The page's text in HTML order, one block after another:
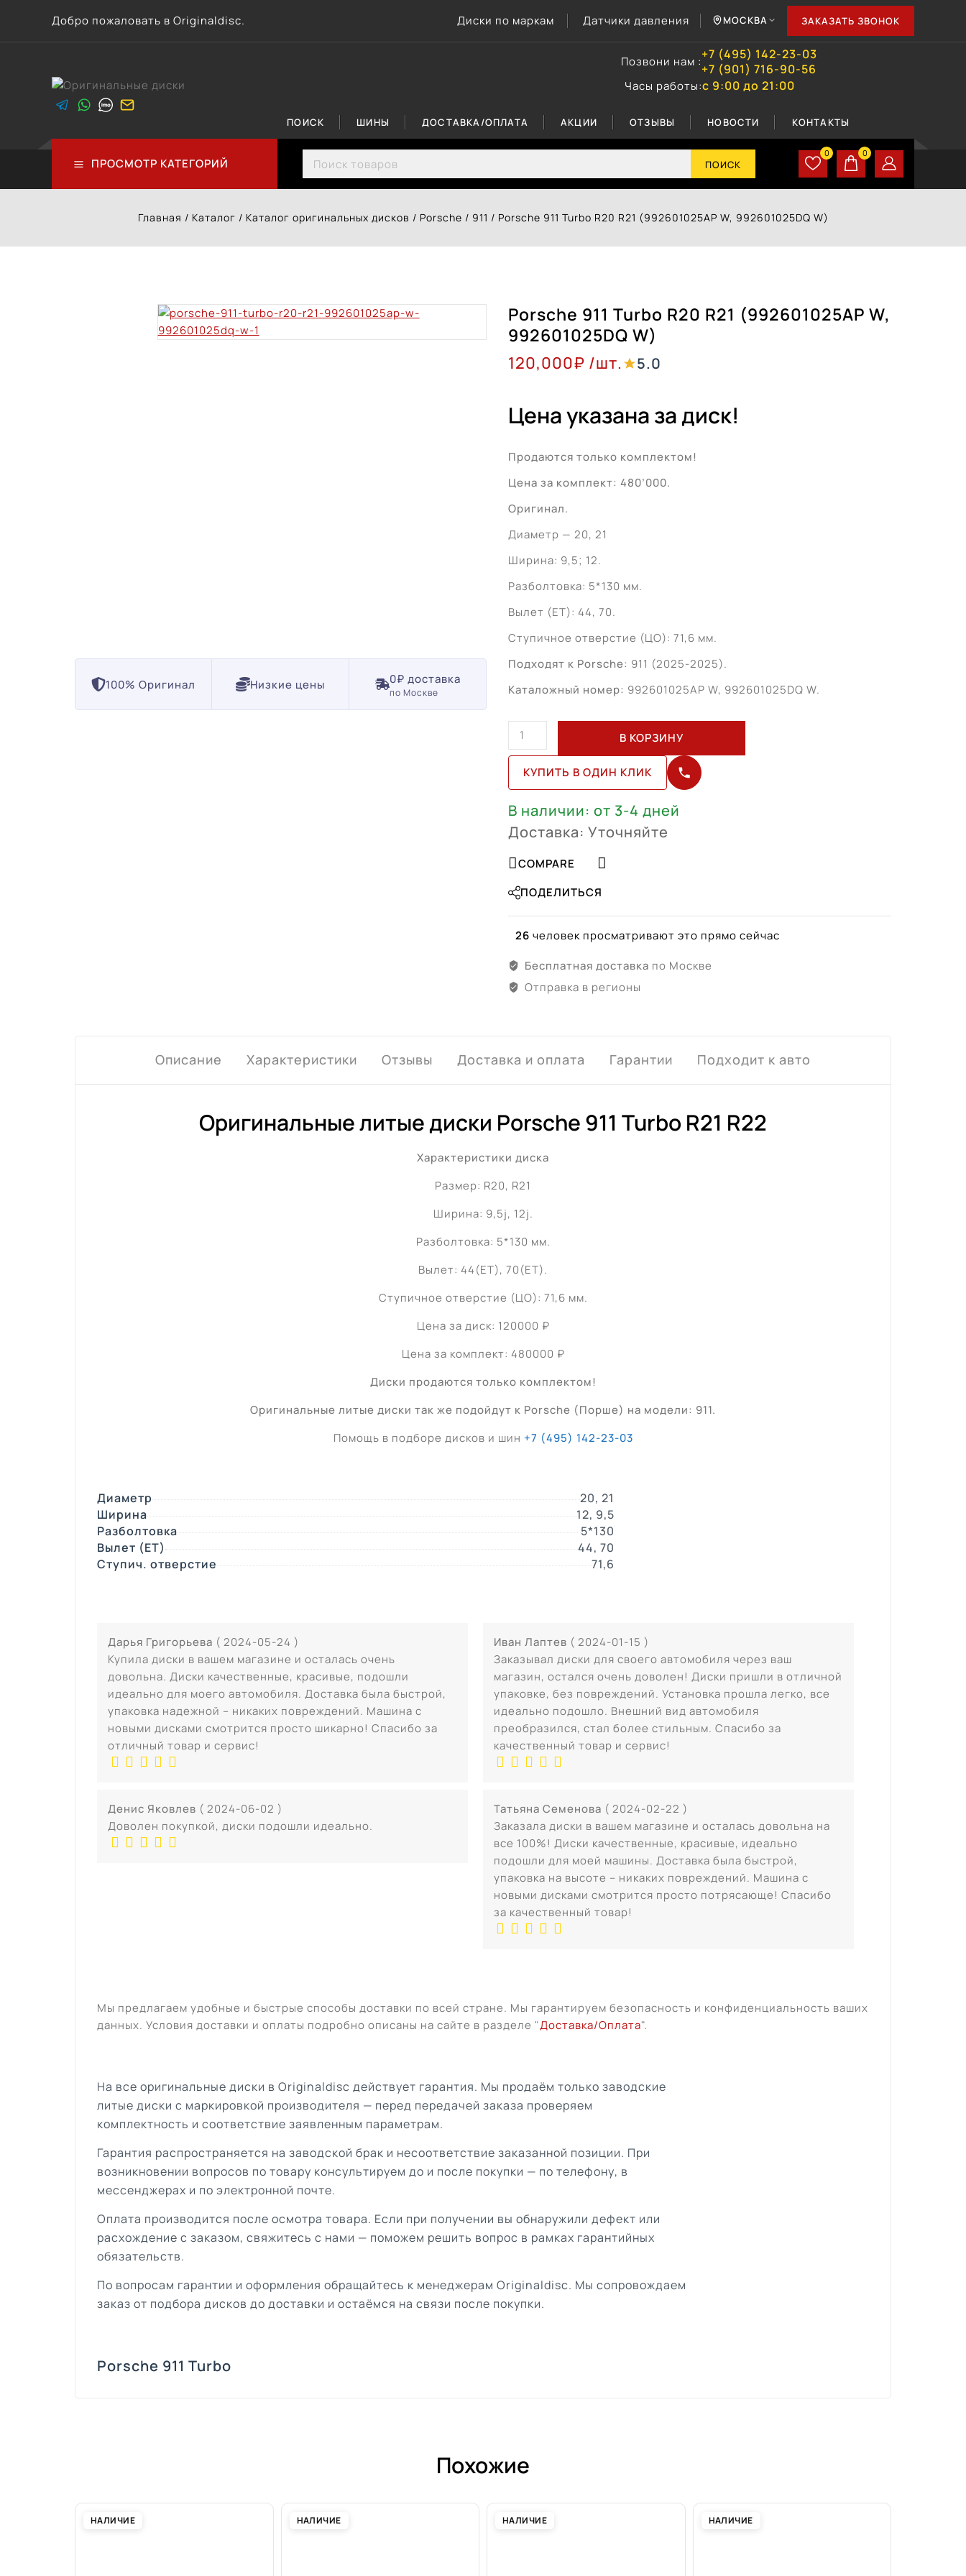
Добро пожаловать в Originaldisc. Диски по маркам Датчики давления МОСКВА ЗАКАЗАТЬ ЗВОНОК
Позвони нам :+7 (495) 142-23-03
+7 (901) 716-90-56
Часы работы:с 9:00 до 21:00
ПОИСК ШИНЫ ДОСТАВКА/ОПЛАТА АКЦИИ ОТЗЫВЫ НОВОСТИ КОНТАКТЫ
ПРОСМОТР КАТЕГОРИЙ Search for: ПОИСК
0 0
Главная / Каталог / Каталог оригинальных дисков / Porsche / 911 / Porsche 911 Turbo R20 R21 (992601025AP W, 992601025DQ W)
100% Оригинал Низкие цены 0₽ доставка
по Москве
Porsche 911 Turbo R20 R21 (992601025AP W,
992601025DQ W)
120,000₽ /шт. 5.0
Цена указана за диск!
Продаются только комплектом!
Цена за комплект: 480’000.
Оригинал.
Диаметр — 20, 21
Ширина: 9,5; 12.
Разболтовка: 5*130 мм.
Вылет (ET): 44, 70.
Ступичное отверстие (ЦО): 71,6 мм.
Подходят к Porsche: 911 (2025-2025).
Каталожный номер: 992601025AP W, 992601025DQ W.
Количество
товара
Porsche
911
R20
R21
W,
992601025DQ
W)
В КОРЗИНУ
КУПИТЬ В ОДИН КЛИК
В наличии: от 3-4 дней
Доставка: Уточняйте
COMPARE
ПОДЕЛИТЬСЯ
26 человек просматривают это прямо сейчас
Бесплатная доставка по Москве
Отправка в регионы
Описание Характеристики Отзывы Доставка и оплата Гарантии Подходит к авто
Оригинальные литые диски Porsche 911 Turbo R21 R22
Характеристики диска
Размер: R20, R21
Ширина: 9,5j, 12j.
Разболтовка: 5*130 мм.
Вылет: 44(ET), 70(ET).
Ступичное отверстие (ЦО): 71,6 мм.
Цена за диск: 120000 ₽
Цена за комплект: 480000 ₽
Диски продаются только комплектом!
Оригинальные литые диски так же подойдут к Porsche (Порше) на модели: 911.
Помощь в подборе дисков и шин +7 (495) 142-23-03
Диаметр
20, 21
Ширина
12, 9,5
Разболтовка
5*130
Вылет (ЕТ)
44, 70
Ступич. отверстие
71,6
Дарья Григорьева ( 2024-05-24 )
Купила диски в вашем магазине и осталась очень
довольна. Диски качественные, красивые, подошли
идеально для моего автомобиля. Доставка была быстрой,
упаковка надежной – никаких повреждений. Машина с
новыми дисками смотрится просто шикарно! Спасибо за
отличный товар и сервис!
Денис Яковлев ( 2024-06-02 )
Доволен покупкой, диски подошли идеально.
Иван Лаптев ( 2024-01-15 )
Заказывал диски для своего автомобиля через ваш
магазин, остался очень доволен! Диски пришли в отличной
упаковке, без повреждений. Установка прошла легко, все
идеально подошло. Внешний вид автомобиля
преобразился, стал более стильным. Спасибо за
качественный товар и сервис!
Татьяна Семенова ( 2024-02-22 )
Заказала диски в вашем магазине и осталась довольна на
все 100%! Диски качественные, красивые, идеально
подошли для моей машины. Доставка была быстрой,
упаковка на высоте – никаких повреждений. Машина с
новыми дисками смотрится просто потрясающе! Спасибо
за качественный товар!
Мы предлагаем удобные и быстрые способы доставки по всей стране. Мы гарантируем безопасность и конфиденциальность ваших
данных. Условия доставки и оплаты подробно описаны на сайте в разделе "Доставка/Оплата".
На все оригинальные диски в Originaldisc действует гарантия. Мы продаём только заводские
литые диски с маркировкой производителя — перед передачей заказа проверяем
комплектность и соответствие заявленным параметрам.
Гарантия распространяется на заводской брак и несоответствие заказанной позиции. При
возникновении вопросов по товару консультируем до и после покупки — по телефону, в
мессенджерах и по электронной почте.
Оплата производится после осмотра товара. Если при получении вы обнаружили дефект или
расхождение с заказом, свяжитесь с нами — поможем решить вопрос в рамках гарантийных
обязательств.
По вопросам гарантии и оформления обращайтесь к менеджерам Originaldisc. Мы сопровождаем
заказ от подбора дисков до доставки и остаёмся на связи после покупки.
Porsche 911 Turbo
Похожие
НАЛИЧИЕ НАЛИЧИЕ НАЛИЧИЕ НАЛИЧИЕ